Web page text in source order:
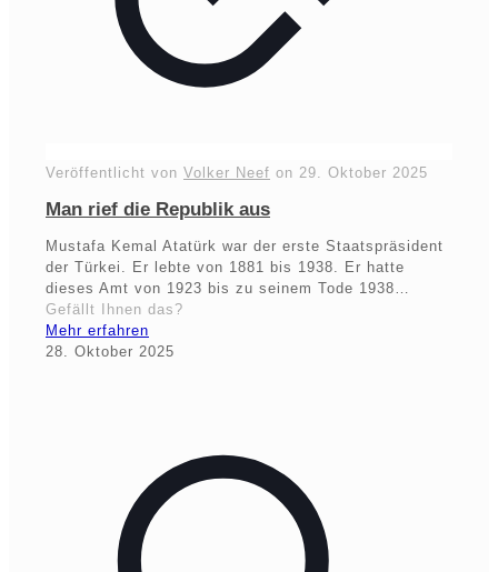
Veröffentlicht von Volker Neef on 29. Oktober 2025
Man rief die Republik aus
Mustafa Kemal Atatürk war der erste Staatspräsident
der Türkei. Er lebte von 1881 bis 1938. Er hatte
dieses Amt von 1923 bis zu seinem Tode 1938…
Gefällt Ihnen das?
Mehr erfahren
28. Oktober 2025